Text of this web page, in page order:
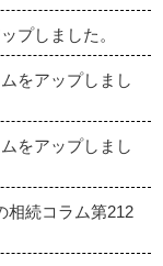
プしました。
をアップしまし
をアップしまし
続コラム第212